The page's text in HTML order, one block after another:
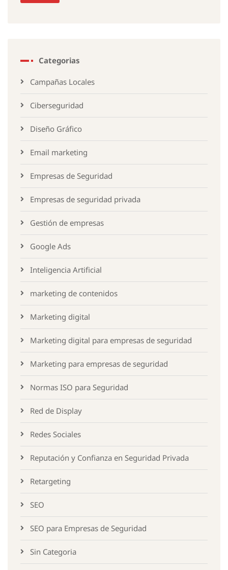
Categorias
Campañas Locales
Ciberseguridad
Diseño Gráfico
Email marketing
Empresas de Seguridad
Empresas de seguridad privada
Gestión de empresas
Google Ads
Inteligencia Artificial
marketing de contenidos
Marketing digital
Marketing digital para empresas de seguridad
Marketing para empresas de seguridad
Normas ISO para Seguridad
Red de Display
Redes Sociales
Reputación y Confianza en Seguridad Privada
Retargeting
SEO
SEO para Empresas de Seguridad
Sin Categoria